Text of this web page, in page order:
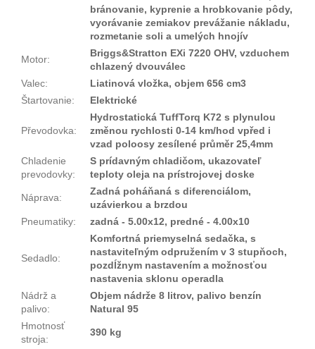
bránovanie, kyprenie a hrobkovanie pôdy,
vyorávanie zemiakov prevážanie nákladu,
rozmetanie soli a umelých hnojív
Motor:
Briggs&Stratton EXi 7220 OHV, vzduchem
chlazený dvouválec
Valec:
Liatinová vložka, objem 656 cm3
Štartovanie: Elektrické
Převodovka:
Hydrostatická TuffTorq K72 s plynulou
změnou rychlosti 0-14 km/hod vpřed i
vzad poloosy zesílené průměr 25,4mm
Chladenie
prevodovky:
S prídavným chladičom, ukazovateľ
teploty oleja na prístrojovej doske
Náprava:
Zadná poháňaná s diferenciálom,
uzávierkou a brzdou
Pneumatiky: zadná - 5.00x12, predné - 4.00x10
Sedadlo:
Komfortná priemyselná sedačka, s
nastaviteľným odpružením v 3 stupňoch,
pozdĺžnym nastavením a možnosťou
nastavenia sklonu operadla
Nádrž a
palivo:
Objem nádrže 8 litrov, palivo benzín
Natural 95
Hmotnosť
stroja:
390 kg